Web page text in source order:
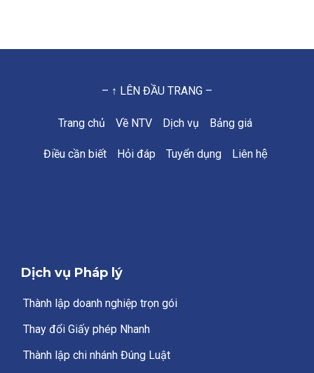
– ↑ LÊN ĐẦU TRANG –
Trang chủ Về NTV Dịch vụ Bảng giá
Điều cần biết Hỏi đáp Tuyển dụng Liên hệ
Dịch vụ Pháp lý
Thành lập doanh nghiệp trọn gói
Thay đổi Giấy phép Nhanh
Thành lập chi nhánh Đúng Luật